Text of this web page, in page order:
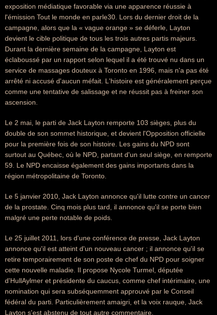
exposition médiatique favorable via une apparence réussie à
l'émission Tout le monde en parle30. Lors du dernier droit de la
campagne, alors que la « vague orange » se déferle, Layton
devient le cible politique de tous les trois autres partis majeurs.
Durant la dernière semaine de la campagne, Layton est
éclaboussé par un rapport selon lequel il a été trouvé nu dans un
service de massages douteux à Toronto en 1996, mais n'a pas été
arrêté ni accusé d'aucun méfait. L'histoire est généralement perçue
comme une tentative de salissage et ne réussit pas à freiner son
ascension.
Le 2 mai, le parti de Jack Layton remporte 103 sièges, plus du
double de son sommet historique, et devient l'Opposition officielle
pour la première fois de son histoire. Les gains du NPD sont
surtout au Québec, où le NPD, partant d'un seul siège, en remporte
59. Le NPD encaisse également des gains importants dans la
région métropolitaine de Toronto.
Le 5 janvier 2010, Jack Layton annonce qu'il lutte contre un cancer
de la prostate. Cinq mois plus tard, il annonce qu'il se porte bien
malgré une perte notable de poids.
Le 25 juillet 2011, lors d'une conférence de presse, Jack Layton
annonce qu'il est atteint d'un nouveau cancer ; il annonce qu'il se
retire temporairement de son poste de chef du NPD pour soigner
cette nouvelle maladie. Il propose Nycole Turmel, députée
d'HullAylmer et présidente du caucus, comme chef intérimaire, une
nomination qui sera subséquemment approuvé par le Conseil
fédéral du parti. Particulièrement amaigri, et la voix rauque, Jack
Layton s'est abstenu de tout autre commentaire.